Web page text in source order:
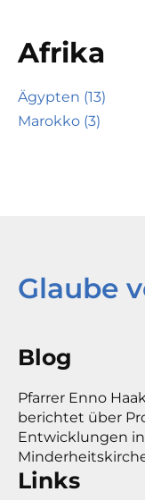
Afrika
Ägypten (13)
Marokko (3)
Glaube
Blog
Pfarrer Enno
berichtet über
Entwicklungen
Links